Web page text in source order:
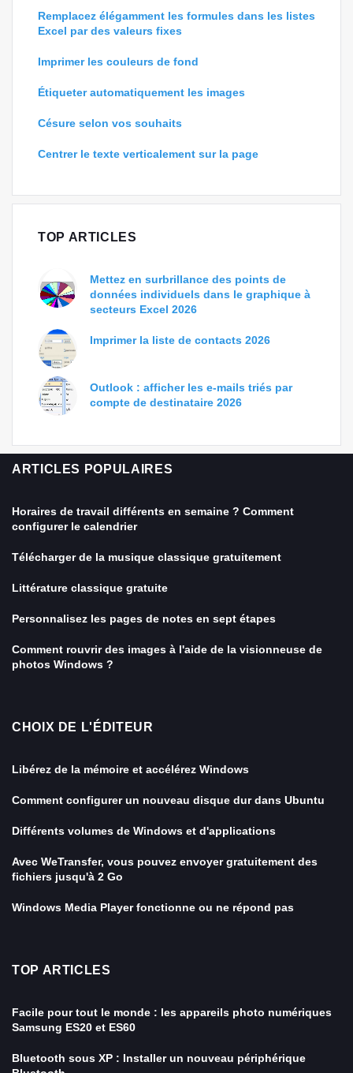
Remplacez élégamment les formules dans les listes
Excel par des valeurs fixes
Imprimer les couleurs de fond
Étiqueter automatiquement les images
Césure selon vos souhaits
Centrer le texte verticalement sur la page
TOP ARTICLES
Mettez en surbrillance des points de
données individuels dans le graphique à
secteurs Excel 2026
Imprimer la liste de contacts 2026
Outlook : afficher les e-mails triés par
compte de destinataire 2026
ARTICLES POPULAIRES
Horaires de travail différents en semaine ? Comment
configurer le calendrier
Télécharger de la musique classique gratuitement
Littérature classique gratuite
Personnalisez les pages de notes en sept étapes
Comment rouvrir des images à l'aide de la visionneuse de
photos Windows ?
CHOIX DE L'ÉDITEUR
Libérez de la mémoire et accélérez Windows
Comment configurer un nouveau disque dur dans Ubuntu
Différents volumes de Windows et d'applications
Avec WeTransfer, vous pouvez envoyer gratuitement des
fichiers jusqu'à 2 Go
Windows Media Player fonctionne ou ne répond pas
TOP ARTICLES
Facile pour tout le monde : les appareils photo numériques
Samsung ES20 et ES60
Bluetooth sous XP : Installer un nouveau périphérique